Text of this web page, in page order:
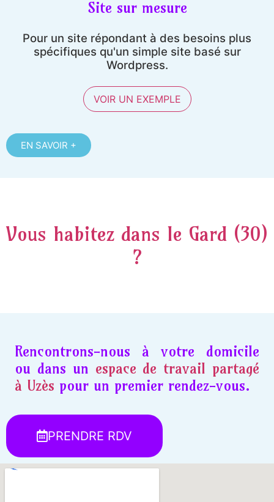
Site sur mesure
Pour un site répondant à des besoins plus
spécifiques qu'un simple site basé sur
Wordpress.
VOIR UN EXEMPLE
EN SAVOIR +
Vous habitez dans le Gard (30)
?
Rencontrons-nous à votre domicile
ou dans un espace de travail partagé
à Uzès pour un premier rendez-vous.
PRENDRE RDV